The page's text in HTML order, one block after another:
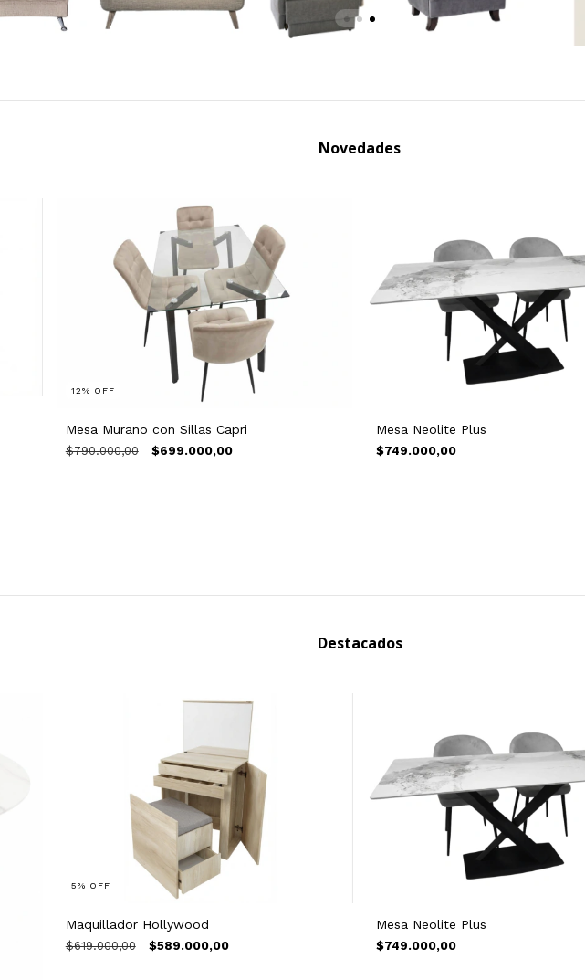
Novedades
12% OFF
Mesa Murano con Sillas Capri
$790.000,00 $699.000,00
Mesa Neolite Plus
$749.000,00
Destacados
5% OFF
Maquillador Hollywood
$619.000,00 $589.000,00
Mesa Neolite Plus
$749.000,00